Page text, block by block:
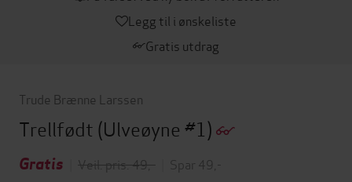
Legg til i ønskeliste
Gratis utdrag
Trude Brænne Larssen
Trellfødt (Ulveøyne #1)
Gratis Veil. pris: 49,-
Spar 49,-